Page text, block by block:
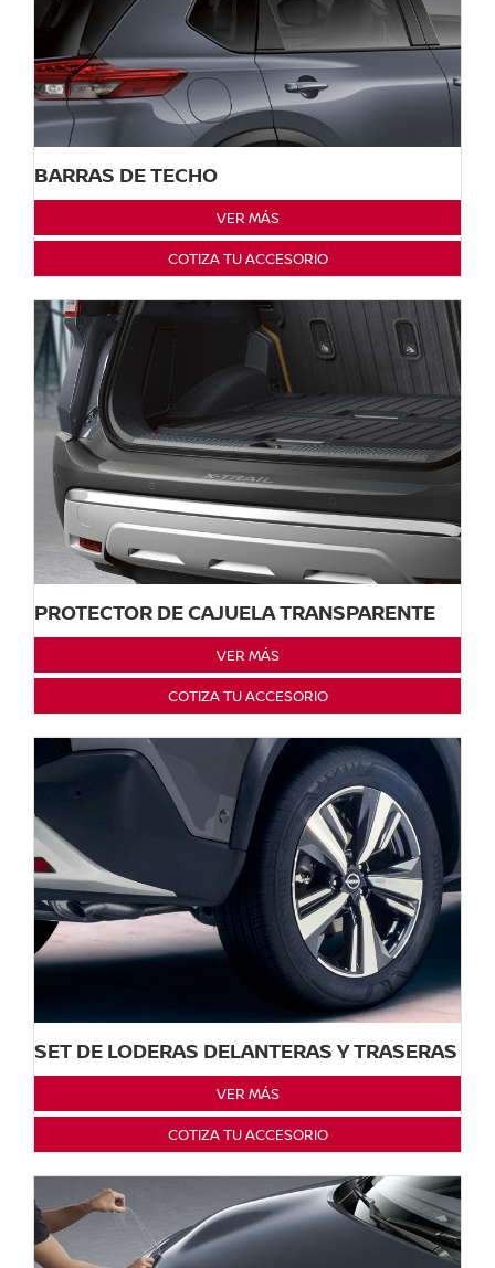
BARRAS DE TECHO
VER MÁS
COTIZA TU ACCESORIO
PROTECTOR DE CAJUELA TRANSPARENTE
VER MÁS
COTIZA TU ACCESORIO
SET DE LODERAS DELANTERAS Y TRASERAS
VER MÁS
COTIZA TU ACCESORIO